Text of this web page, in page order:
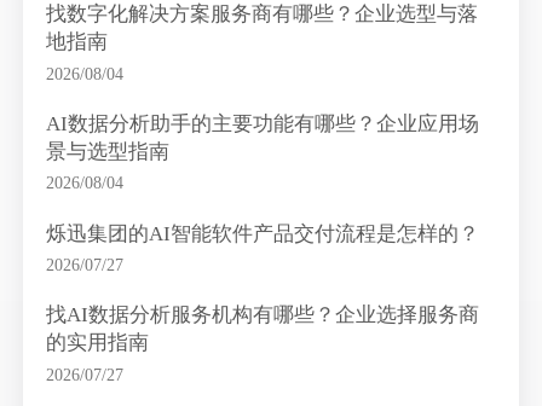
找数字化解决方案服务商有哪些？企业选型与落
地指南
2026/08/04
AI数据分析助手的主要功能有哪些？企业应用场
景与选型指南
2026/08/04
烁迅集团的AI智能软件产品交付流程是怎样的？
2026/07/27
找AI数据分析服务机构有哪些？企业选择服务商
的实用指南
2026/07/27